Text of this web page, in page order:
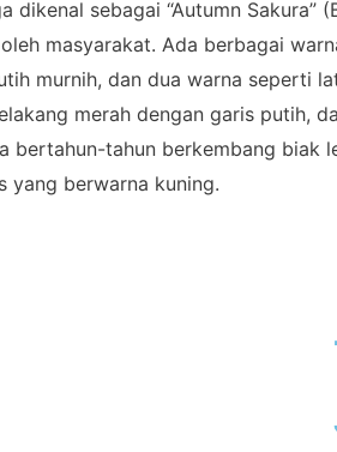
dikenal sebagai “Autumn Sakura”
masyarakat. Ada berbagai
murnih, dan dua warna seperti
merah dengan garis putih,
bertahun-tahun berkembang biak
yang berwarna kuning.